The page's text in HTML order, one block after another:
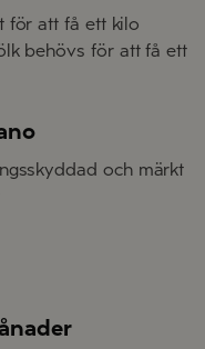
för att få ett kilo
behövs för att få ett
och märkt